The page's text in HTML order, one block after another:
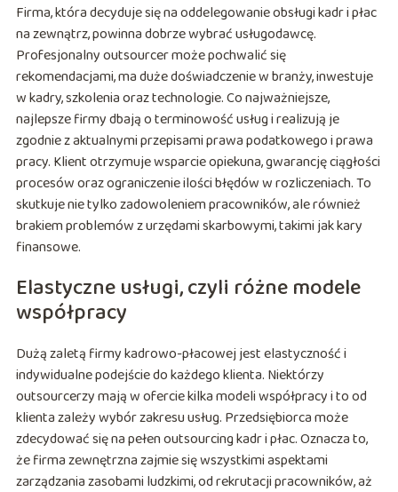
Firma, która decyduje się na oddelegowanie obsługi kadr i płac
na zewnątrz, powinna dobrze wybrać usługodawcę.
Profesjonalny outsourcer może pochwalić się
rekomendacjami, ma duże doświadczenie w branży, inwestuje
w kadry, szkolenia oraz technologie. Co najważniejsze,
najlepsze firmy dbają o terminowość usług i realizują je
zgodnie z aktualnymi przepisami prawa podatkowego i prawa
pracy. Klient otrzymuje wsparcie opiekuna, gwarancję ciągłości
procesów oraz ograniczenie ilości błędów w rozliczeniach. To
skutkuje nie tylko zadowoleniem pracowników, ale również
brakiem problemów z urzędami skarbowymi, takimi jak kary
finansowe.
Elastyczne usługi, czyli różne modele
współpracy
Dużą zaletą firmy kadrowo-płacowej jest elastyczność i
indywidualne podejście do każdego klienta. Niektórzy
outsourcerzy mają w ofercie kilka modeli współpracy i to od
klienta zależy wybór zakresu usług. Przedsiębiorca może
zdecydować się na pełen outsourcing kadr i płac. Oznacza to,
że firma zewnętrzna zajmie się wszystkimi aspektami
zarządzania zasobami ludzkimi, od rekrutacji pracowników, aż